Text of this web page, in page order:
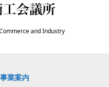
and Industry
事業案内